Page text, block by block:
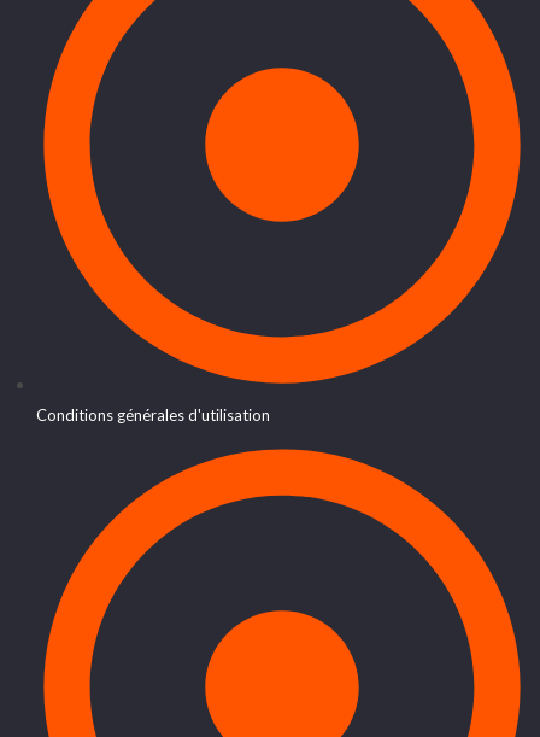
Conditions générales d'utilisation